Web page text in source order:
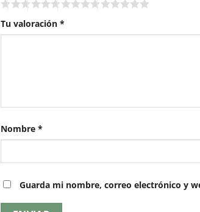
Tu valoración *
Nombre *
Guarda mi nombre, correo electrónico y